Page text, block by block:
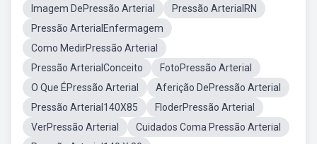
Imagem DePressão Arterial
Pressão ArterialRN
Pressão ArterialEnfermagem
Como MedirPressão Arterial
Pressão ArterialConceito
FotoPressão Arterial
O Que ÉPressão Arterial
Aferição DePressão Arterial
Pressão Arterial140X85
FloderPressão Arterial
VerPressão Arterial
Cuidados Coma Pressão Arterial